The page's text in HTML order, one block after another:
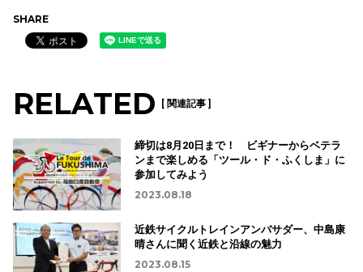
SHARE
RELATED [ 関連記事 ]
締切は8月20日まで！ ビギナーからベテラ
ンまで楽しめる「ツール・ド・ふくしま」に
参加してみよう
2023.08.18
近鉄サイクルトレインアンバサダー、中島康
晴さんに聞く近鉄と沿線の魅力
2023.08.15